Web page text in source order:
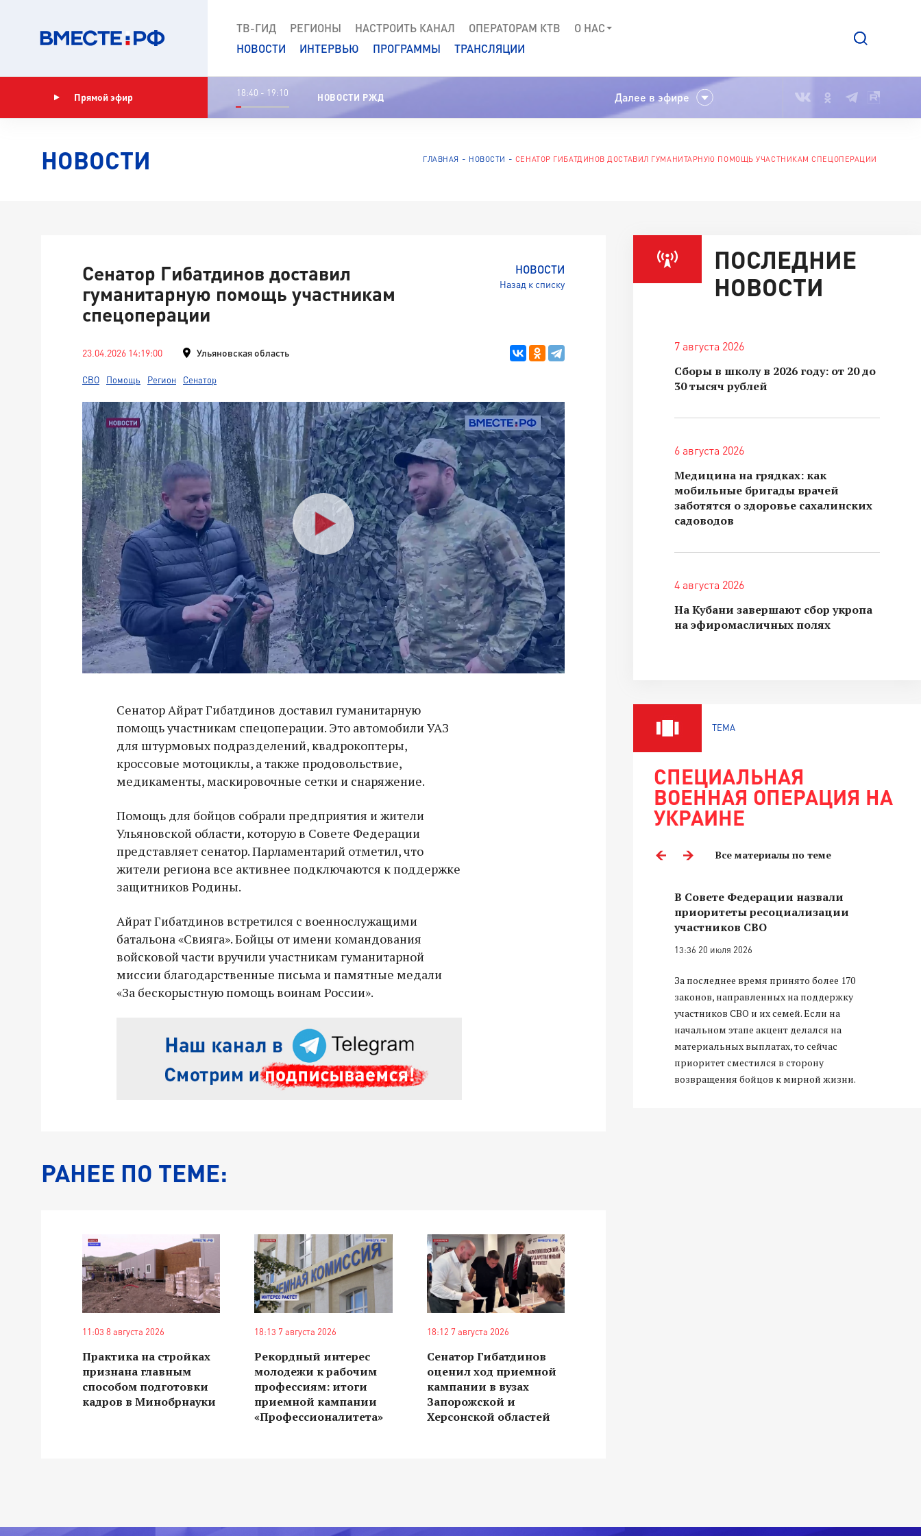
ТВ-ГИД РЕГИОНЫ НАСТРОИТЬ КАНАЛ ОПЕРАТОРАМ КТВ
О НАС
НОВОСТИ
ИНТЕРВЬЮ ПРОГРАММЫ ТРАНСЛЯЦИИ
Прямой эфир 18:40 - 19:10 НОВОСТИ РЖД Далее в эфире
НОВОСТИ ГЛАВНАЯ НОВОСТИ СЕНАТОР ГИБАТДИНОВ ДОСТАВИЛ ГУМАНИТАРНУЮ ПОМОЩЬ УЧАСТНИКАМ СПЕЦОПЕРАЦИИ
НОВОСТИ
Назад к списку
Сенатор Гибатдинов доставил
гуманитарную помощь участникам
спецоперации
23.04.2026 14:19:00 Ульяновская область
СВО Помощь Регион Сенатор
Сенатор Айрат Гибатдинов доставил гуманитарную
помощь участникам спецоперации. Это автомобили УАЗ
для штурмовых подразделений, квадрокоптеры,
кроссовые мотоциклы, а также продовольствие,
медикаменты, маскировочные сетки и снаряжение.
Помощь для бойцов собрали предприятия и жители
Ульяновской области, которую в Совете Федерации
представляет сенатор. Парламентарий отметил, что
жители региона все активнее подключаются к поддержке
защитников Родины.
Айрат Гибатдинов встретился с военнослужащими
батальона «Свияга». Бойцы от имени командования
войсковой части вручили участникам гуманитарной
миссии благодарственные письма и памятные медали
«За бескорыстную помощь воинам России».
РАНЕЕ ПО ТЕМЕ:
11:03 8 августа 2026
Практика на стройках
признана главным
способом подготовки
кадров в Минобрнауки
18:13 7 августа 2026
Рекордный интерес
молодежи к рабочим
профессиям: итоги
приемной кампании
«Профессионалитета»
18:12 7 августа 2026
Сенатор Гибатдинов
оценил ход приемной
кампании в вузах
Запорожской и
Херсонской областей
ПОСЛЕДНИЕ
НОВОСТИ
7 августа 2026
Сборы в школу в 2026 году: от 20 до
30 тысяч рублей
6 августа 2026
Медицина на грядках: как
мобильные бригады врачей
заботятся о здоровье сахалинских
садоводов
4 августа 2026
На Кубани завершают сбор укропа
на эфиромасличных полях
ТЕМА
СПЕЦИАЛЬНАЯ
ВОЕННАЯ ОПЕРАЦИЯ НА
УКРАИНЕ
Все материалы по теме
Владимир Якушев сопровождает грузы
для бойцов СВО с самого начала
В Совете Федерации назвали
приоритеты ресоциализации
участников СВО
13:36 20 июля 2026
За последнее время принято более 170
законов, направленных на поддержку
участников СВО и их семей. Если на
начальном этапе акцент делался на
материальных выплатах, то сейчас
приоритет сместился в сторону
возвращения бойцов к мирной жизни.